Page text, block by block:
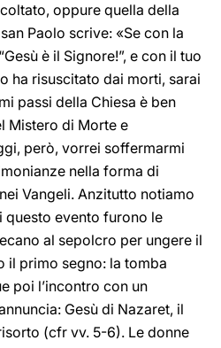
oppure quella della
Paolo scrive: «Se con la
è il Signore!”, e con il tuo
ha risuscitato dai morti, sarai
passi della Chiesa è ben
Mistero di Morte e
però, vorrei soffermarmi
nella forma di
Vangeli. Anzitutto notiamo
questo evento furono le
al sepolcro per ungere il
il primo segno: la tomba
poi l’incontro con un
Gesù di Nazaret, il
(cfr vv. 5-6). Le donne